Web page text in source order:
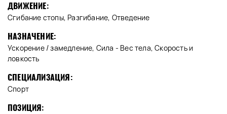
ДВИЖЕНИЕ:
Сгибание стопы, Разгибание, Отведение
НАЗНАЧЕНИЕ:
Ускорение / замедление, Сила - Вес тела, Скорость и
ловкость
СПЕЦИАЛИЗАЦИЯ:
Спорт
ПОЗИЦИЯ: